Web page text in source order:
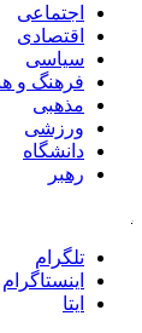
اجتماعی
اقتصادی
سیاسی
فرهنگ و
مذهبی
ورزشی
دانشگاه
رهبر
تلگرام
اینستاگرام
ایتا